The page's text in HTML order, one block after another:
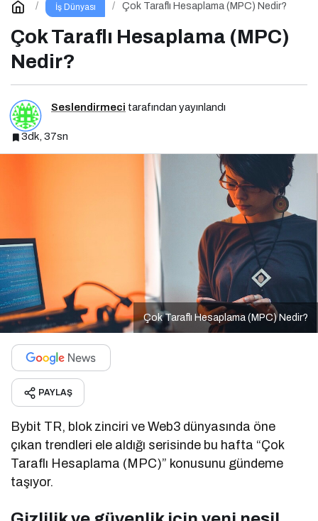
İş Dünyası Çok Taraflı Hesaplama (MPC) Nedir?
Çok Taraflı Hesaplama (MPC)
Nedir?
Seslendirmeci tarafından yayınlandı
3dk, 37sn
Çok Taraflı Hesaplama (MPC) Nedir?
PAYLAŞ
Bybit TR, blok zinciri ve Web3 dünyasında öne
çıkan trendleri ele aldığı serisinde bu hafta “Çok
Taraflı Hesaplama (MPC)” konusunu gündeme
taşıyor.